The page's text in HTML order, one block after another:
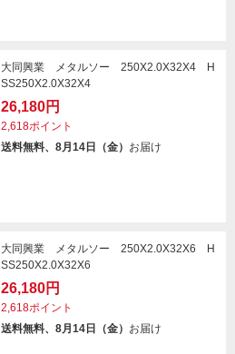
大同興業 メタルソー 250X2.0X32X4 H
SS250X2.0X32X4
26,180円
2,618ポイント
送料無料、8月14日（金） お届け
大同興業 メタルソー 250X2.0X32X6 H
SS250X2.0X32X6
26,180円
2,618ポイント
送料無料、8月14日（金） お届け